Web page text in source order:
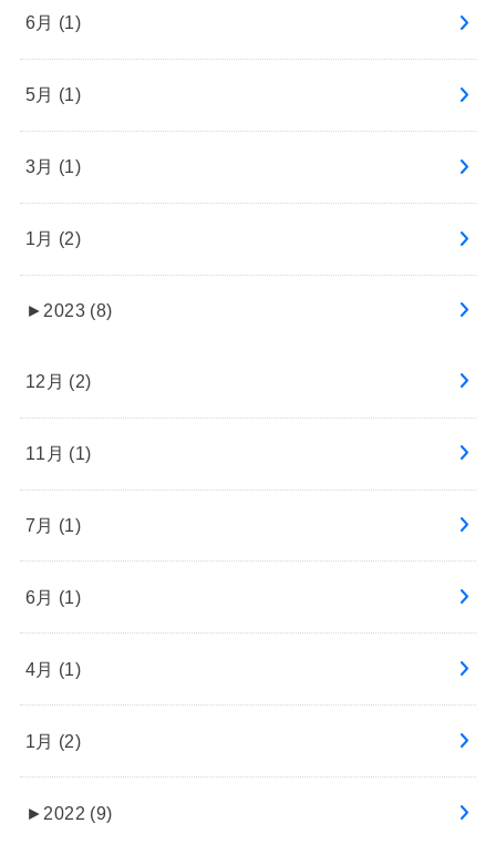
6月 (1)
5月 (1)
3月 (1)
1月 (2)
► 2023 (8)
12月 (2)
11月 (1)
7月 (1)
6月 (1)
4月 (1)
1月 (2)
► 2022 (9)